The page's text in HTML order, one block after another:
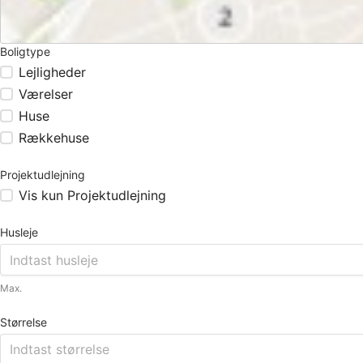
Boligtype
Lejligheder
Værelser
Huse
Rækkehuse
Projektudlejning
Vis kun Projektudlejning
Husleje
Max.
Størrelse